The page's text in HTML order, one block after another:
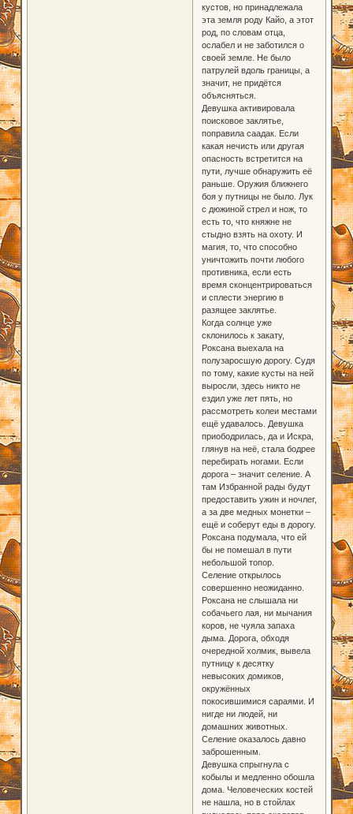
кустов, но принадлежала
эта земля роду Кайо, а этот
род, по словам отца,
ослабел и не заботился о
своей земле. Не было
патрулей вдоль границы, а
значит, не придётся
объясняться.
Девушка активировала
поисковое заклятье,
поправила саадак. Если
какая нечисть или другая
опасность встретится на
пути, лучше обнаружить её
раньше. Оружия ближнего
боя у путницы не было. Лук
с дюжиной стрел и нож, то
есть то, что княжне не
стыдно взять на охоту. И
магия, то, что способно
уничтожить почти любого
противника, если есть
время сконцентрироваться
и сплести энергию в
разящее заклятье.
Когда солнце уже
склонилось к закату,
Роксана выехала на
полузаросшую дорогу. Судя
по тому, какие кусты на ней
выросли, здесь никто не
ездил уже лет пять, но
рассмотреть колеи местами
ещё удавалось. Девушка
приободрилась, да и Искра,
глянув на неё, стала бодрее
перебирать ногами. Если
дорога – значит селение. А
там Избранной рады будут
предоставить ужин и ночлег,
а за две медных монетки –
ещё и соберут еды в дорогу.
Роксана подумала, что ей
бы не помешал в пути
небольшой топор.
Селение открылось
совершенно неожиданно.
Роксана не слышала ни
собачьего лая, ни мычания
коров, не чуяла запаха
дыма. Дорога, обходя
очередной холмик, вывела
путницу к десятку
невысоких домиков,
окружённых
покосившимися сараями. И
нигде ни людей, ни
домашних животных.
Селение оказалось давно
заброшенным.
Девушка спрыгнула с
кобылы и медленно обошла
дома. Человеческих костей
не нашла, но в стойлах